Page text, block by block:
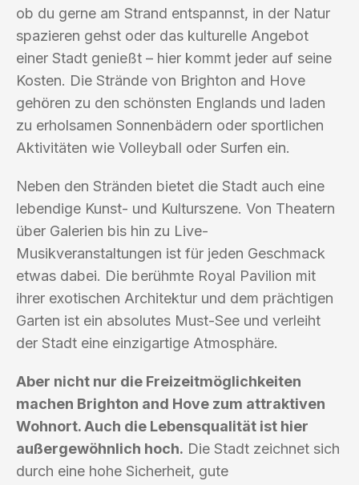
ob du gerne am Strand entspannst, in der Natur
spazieren gehst oder das kulturelle Angebot
einer Stadt genießt – hier kommt jeder auf seine
Kosten. Die Strände von Brighton and Hove
gehören zu den schönsten Englands und laden
zu erholsamen Sonnenbädern oder sportlichen
Aktivitäten wie Volleyball oder Surfen ein.
Neben den Stränden bietet die Stadt auch eine
lebendige Kunst- und Kulturszene. Von Theatern
über Galerien bis hin zu Live-
Musikveranstaltungen ist für jeden Geschmack
etwas dabei. Die berühmte Royal Pavilion mit
ihrer exotischen Architektur und dem prächtigen
Garten ist ein absolutes Must-See und verleiht
der Stadt eine einzigartige Atmosphäre.
Aber nicht nur die Freizeitmöglichkeiten
machen Brighton and Hove zum attraktiven
Wohnort. Auch die Lebensqualität ist hier
außergewöhnlich hoch. Die Stadt zeichnet sich
durch eine hohe Sicherheit, gute